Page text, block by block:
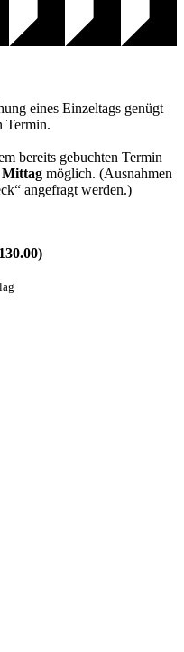
eines Einzeltags genügt
Termin.
bereits gebuchten Termin
Mittag möglich. (Ausnahmen
angefragt werden.)